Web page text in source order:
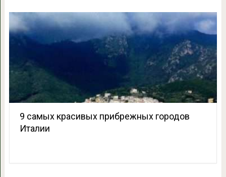
9 самых красивых прибрежных городов
Италии